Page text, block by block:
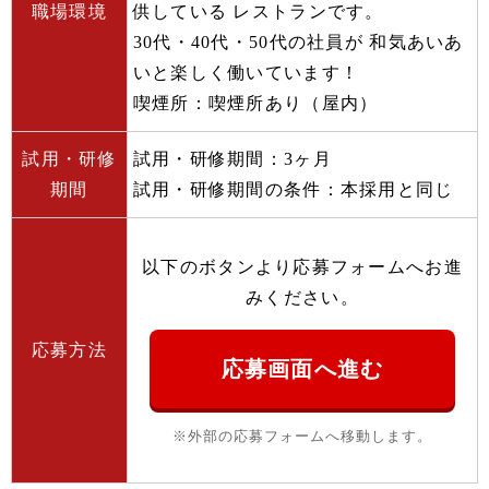
職場環境
供している レストランです。
30代・40代・50代の社員が 和気あいあ
いと楽しく働いています！
喫煙所：喫煙所あり（屋内）
試用・研修
期間
試用・研修期間：3ヶ月
試用・研修期間の条件：本採用と同じ
応募方法
以下のボタンより応募フォームへお進
みください。
応募画面へ進む
※外部の応募フォームへ移動します。